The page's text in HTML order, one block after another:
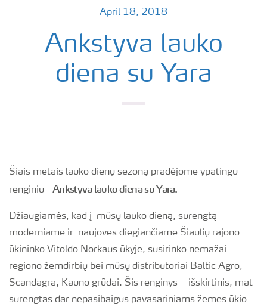
April 18, 2018
Ankstyva lauko
diena su Yara
Šiais metais lauko dienų sezoną pradėjome ypatingu
renginiu - Ankstyva lauko diena su Yara.
Džiaugiamės, kad į mūsų lauko dieną, surengtą
moderniame ir naujoves diegiančiame Šiaulių rajono
ūkininko Vitoldo Norkaus ūkyje, susirinko nemažai
regiono žemdirbių bei mūsų distributoriai Baltic Agro,
Scandagra, Kauno grūdai. Šis renginys – išskirtinis, mat
surengtas dar nepasibaigus pavasariniams žemės ūkio